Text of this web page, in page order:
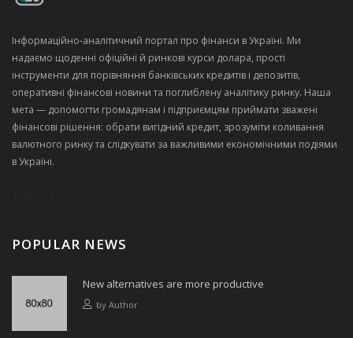
Інформаційно‑аналітичний портал про фінанси в Україні. Ми
надаємо щоденні офіційні й ринкові курси долара, прості
інструменти для порівняння банківських кредитів і депозитів,
оперативні фінансові новини та поглиблену аналітику ринку. Наша
мета — допомогти громадянам і підприємцям приймати зважені
фінансові рішення: обрати вигідний кредит, зрозуміти коливання
валютного ринку та слідкувати за важливими економічними подіями
в Україні.
POPULAR NEWS
New alternatives are more productive
by Author